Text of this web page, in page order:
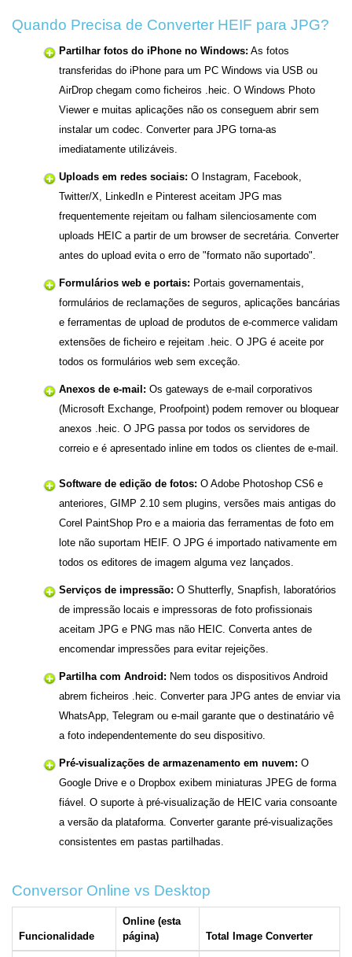
Quando Precisa de Converter HEIF para JPG?
Partilhar fotos do iPhone no Windows: As fotos
transferidas do iPhone para um PC Windows via USB ou
AirDrop chegam como ficheiros .heic. O Windows Photo
Viewer e muitas aplicações não os conseguem abrir sem
instalar um codec. Converter para JPG torna-as
imediatamente utilizáveis.
Uploads em redes sociais: O Instagram, Facebook,
Twitter/X, LinkedIn e Pinterest aceitam JPG mas
frequentemente rejeitam ou falham silenciosamente com
uploads HEIC a partir de um browser de secretária. Converter
antes do upload evita o erro de "formato não suportado".
Formulários web e portais: Portais governamentais,
formulários de reclamações de seguros, aplicações bancárias
e ferramentas de upload de produtos de e-commerce validam
extensões de ficheiro e rejeitam .heic. O JPG é aceite por
todos os formulários web sem exceção.
Anexos de e-mail: Os gateways de e-mail corporativos
(Microsoft Exchange, Proofpoint) podem remover ou bloquear
anexos .heic. O JPG passa por todos os servidores de
correio e é apresentado inline em todos os clientes de e-mail.
Software de edição de fotos: O Adobe Photoshop CS6 e
anteriores, GIMP 2.10 sem plugins, versões mais antigas do
Corel PaintShop Pro e a maioria das ferramentas de foto em
lote não suportam HEIF. O JPG é importado nativamente em
todos os editores de imagem alguma vez lançados.
Serviços de impressão: O Shutterfly, Snapfish, laboratórios
de impressão locais e impressoras de foto profissionais
aceitam JPG e PNG mas não HEIC. Converta antes de
encomendar impressões para evitar rejeições.
Partilha com Android: Nem todos os dispositivos Android
abrem ficheiros .heic. Converter para JPG antes de enviar via
WhatsApp, Telegram ou e-mail garante que o destinatário vê
a foto independentemente do seu dispositivo.
Pré-visualizações de armazenamento em nuvem: O
Google Drive e o Dropbox exibem miniaturas JPEG de forma
fiável. O suporte à pré-visualização de HEIC varia consoante
a versão da plataforma. Converter garante pré-visualizações
consistentes em pastas partilhadas.
Conversor Online vs Desktop
Funcionalidade
Online (esta
página)
Total Image Converter